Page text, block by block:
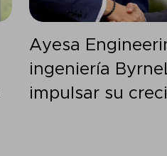
Ayesa
ingeniería
impulsar su